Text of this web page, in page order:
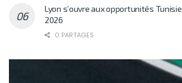
Lyon s’ouvre aux opportunités
2026
0 PARTAGES